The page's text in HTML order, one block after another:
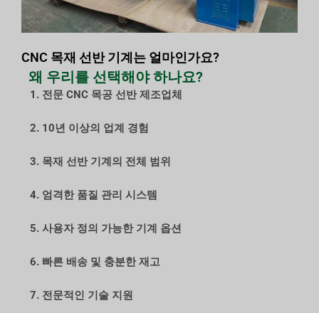
CNC 목재 선반 기계는 얼마인가요?
왜 우리를 선택해야 하나요?
1. 전문 CNC 목공 선반 제조업체
2. 10년 이상의 업계 경험
3. 목재 선반 기계의 전체 범위
4. 엄격한 품질 관리 시스템
5. 사용자 정의 가능한 기계 옵션
6. 빠른 배송 및 충분한 재고
7. 전문적인 기술 지원